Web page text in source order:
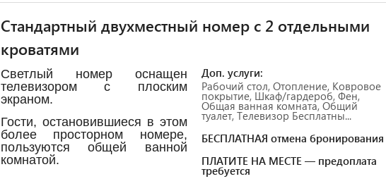
Стандартный двухместный номер с 2 отдельными
кроватями
Светлый номер оснащен
телевизором с плоским
экраном.
Гости, остановившиеся в этом
более просторном номере,
пользуются общей ванной
комнатой.
Доп. услуги:
Рабочий стол, Отопление, Ковровое
покрытие, Шкаф/гардероб, Фен,
Общая ванная комната, Общий
туалет, Телевизор Бесплатны...
БЕСПЛАТНАЯ отмена бронирования
ПЛАТИТЕ НА МЕСТЕ — предоплата
требуется